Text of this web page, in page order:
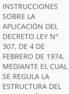
INSTRUCCIONES
SOBRE LA
APLICACIÓN DEL
DECRETO LEY N°
307, DE 4 DE
FEBRERO DE 1974,
MEDIANTE EL CUAL
SE REGULA LA
ESTRUCTURA DEL